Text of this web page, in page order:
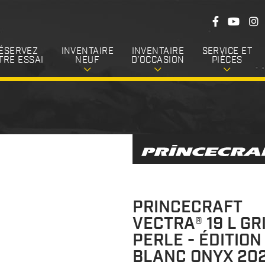
ESSAI
INVENTAIRE
NEUF
INVENTAIRE
D’OCCASION
SERVICE ET
PIÈCES
S
i
v
e
z
s
F
e
b
o
k
Y
T
u
b
e
I
t
a
PRINCECRAFT
VECTRA® 19 L
PERLE - ÉDITION
BLANC ONYX